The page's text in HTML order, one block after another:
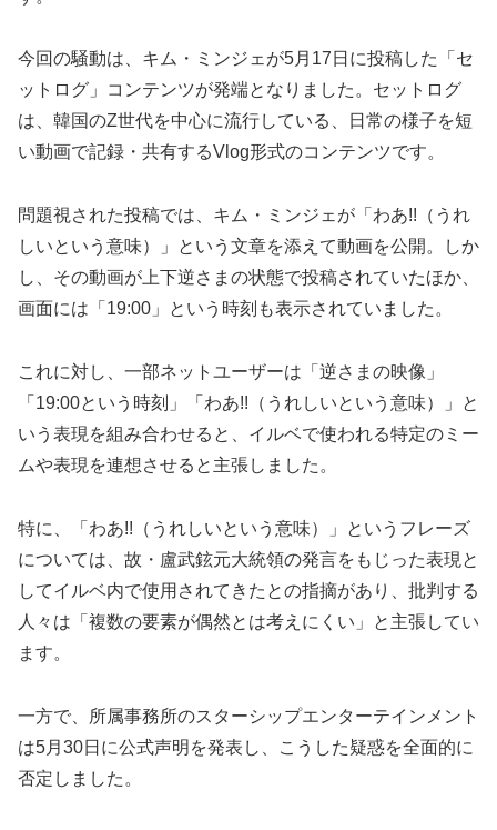
今回の騒動は、キム・ミンジェが5月17日に投稿した「セ
ットログ」コンテンツが発端となりました。セットログ
は、韓国のZ世代を中心に流行している、日常の様子を短
い動画で記録・共有するVlog形式のコンテンツです。
問題視された投稿では、キム・ミンジェが「わあ!!（うれ
しいという意味）」という文章を添えて動画を公開。しか
し、その動画が上下逆さまの状態で投稿されていたほか、
画面には「19:00」という時刻も表示されていました。
これに対し、一部ネットユーザーは「逆さまの映像」
「19:00という時刻」「わあ!!（うれしいという意味）」と
いう表現を組み合わせると、イルベで使われる特定のミー
ムや表現を連想させると主張しました。
特に、「わあ!!（うれしいという意味）」というフレーズ
については、故・盧武鉉元大統領の発言をもじった表現と
してイルベ内で使用されてきたとの指摘があり、批判する
人々は「複数の要素が偶然とは考えにくい」と主張してい
ます。
一方で、所属事務所のスターシップエンターテインメント
は5月30日に公式声明を発表し、こうした疑惑を全面的に
否定しました。